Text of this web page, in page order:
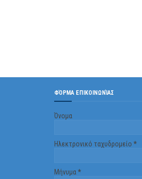
ΦΌΡΜΑ ΕΠΙΚΟΙΝΩΝΊΑΣ
Όνομα
Ηλεκτρονικό ταχυδρομείο *
Μήνυμα*